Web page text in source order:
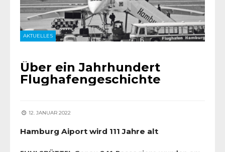
AKTUELLES
Über ein Jahrhundert
Flughafengeschichte
12. JANUAR 2022
Hamburg Aiport wird 111 Jahre alt